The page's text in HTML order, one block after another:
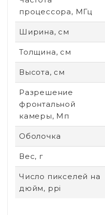
процессора, МГц
Ширина, см
Толщина, см
Высота, см
Разрешение
фронтальной
камеры, Мп
Оболочка
Вес, г
Число пикселей на
дюйм, ppi